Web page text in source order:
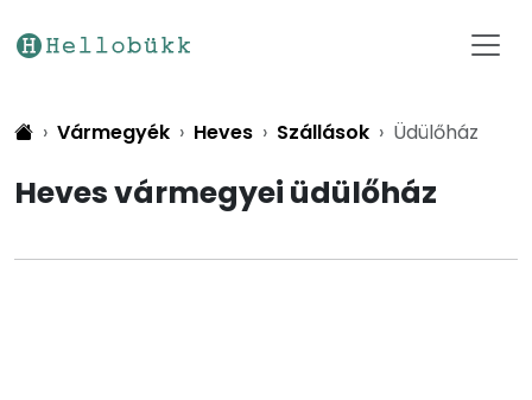
Vármegyék Heves Szállások Üdülőház
Heves vármegyei üdülőház